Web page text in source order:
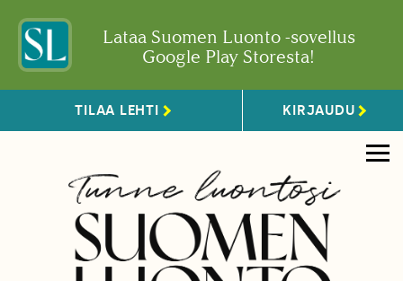
Lataa Suomen Luonto -sovellus
Google Play Storesta!
TILAA LEHTI KIRJAUDU